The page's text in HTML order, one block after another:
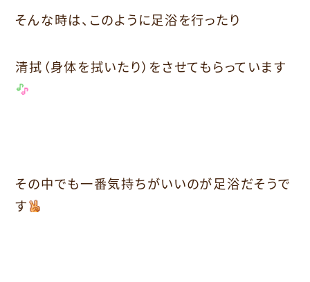
そんな時は、このように足浴を行ったり
清拭（身体を拭いたり）をさせてもらっています
その中でも一番気持ちがいいのが足浴だそうで
す